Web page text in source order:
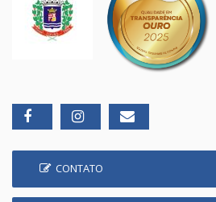
CONTATO